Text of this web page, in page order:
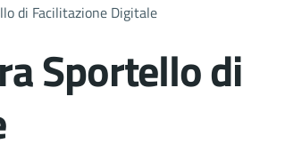
di Facilitazione Digitale
Sportello di